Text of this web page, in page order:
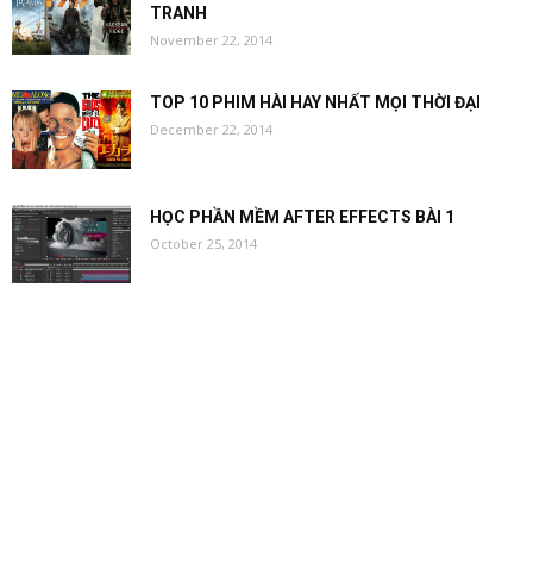
TRANH
November 22, 2014
TOP 10 PHIM HÀI HAY NHẤT MỌI THỜI ĐẠI
December 22, 2014
HỌC PHẦN MỀM AFTER EFFECTS BÀI 1
October 25, 2014